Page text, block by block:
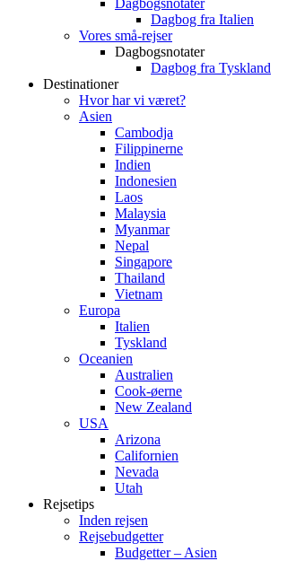
Dagbogsnotater
Dagbog fra Italien
Vores små-rejser
Dagbogsnotater
Dagbog fra Tyskland
Destinationer
Hvor har vi været?
Asien
Cambodja
Filippinerne
Indien
Indonesien
Laos
Malaysia
Myanmar
Nepal
Singapore
Thailand
Vietnam
Europa
Italien
Tyskland
Oceanien
Australien
Cook-øerne
New Zealand
USA
Arizona
Californien
Nevada
Utah
Rejsetips
Inden rejsen
Rejsebudgetter
Budgetter – Asien